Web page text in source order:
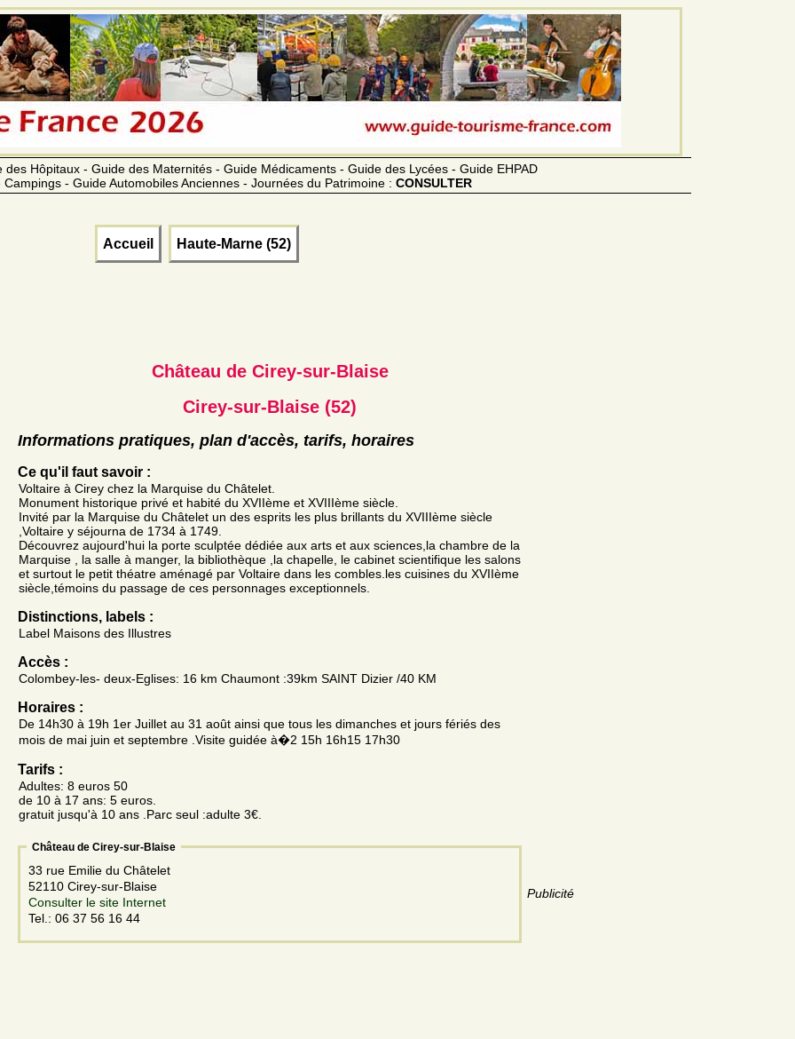
Hôpitaux - Guide des Maternités - Guide Médicaments - Guide des Lycées - Guide EHPAD
- Guide Automobiles Anciennes - Journées du Patrimoine : CONSULTER
Accueil Haute-Marne (52)
Publicité
Château de Cirey-sur-Blaise
Cirey-sur-Blaise (52)
Informations pratiques, plan d'accès, tarifs, horaires
Ce qu'il faut savoir :
Voltaire à Cirey chez la Marquise du Châtelet.
Monument historique privé et habité du XVIIème et XVIIIème siècle.
Invité par la Marquise du Châtelet un des esprits les plus brillants du XVIIIème siècle
,Voltaire y séjourna de 1734 à 1749.
Découvrez aujourd'hui la porte sculptée dédiée aux arts et aux sciences,la chambre de la
Marquise , la salle à manger, la bibliothèque ,la chapelle, le cabinet scientifique les salons
et surtout le petit théatre aménagé par Voltaire dans les combles.les cuisines du XVIIème
siècle,témoins du passage de ces personnages exceptionnels.
Distinctions, labels :
Label Maisons des Illustres
Accès :
Colombey-les- deux-Eglises: 16 km Chaumont :39km SAINT Dizier /40 KM
Horaires :
De 14h30 à 19h 1er Juillet au 31 août ainsi que tous les dimanches et jours fériés des
mois de mai juin et septembre .Visite guidée à�2 15h 16h15 17h30
Tarifs :
Adultes: 8 euros 50
de 10 à 17 ans: 5 euros.
gratuit jusqu'à 10 ans .Parc seul :adulte 3€.
Château de Cirey-sur-Blaise
33 rue Emilie du Châtelet
52110 Cirey-sur-Blaise
Consulter le site Internet
Tel.: 06 37 56 16 44